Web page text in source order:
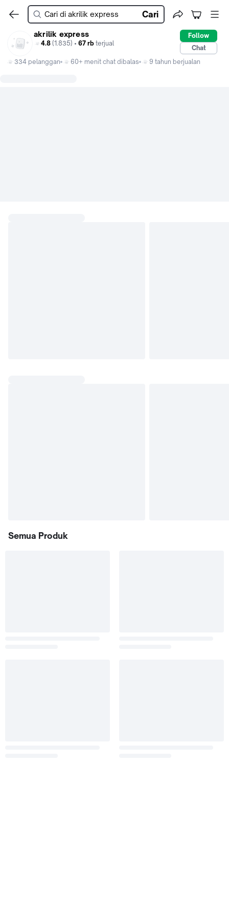
Cari
akrilik express
4.8 (1.835) • 67 rb terjual
Follow
Chat
334 pelanggan
60+ menit chat dibalas 9 tahun berjualan
Semua Produk